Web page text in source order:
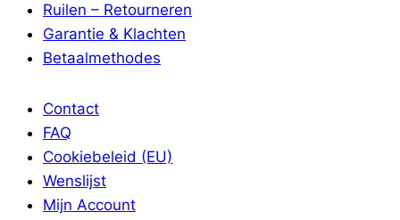
Ruilen – Retourneren
Garantie & Klachten
Betaalmethodes
Contact
FAQ
Cookiebeleid (EU)
Wenslijst
Mijn Account